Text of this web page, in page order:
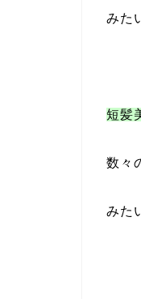
みた
短髪
数々
みた